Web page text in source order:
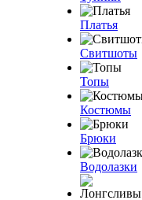
Платья
Свитшоты
Топы
Костюмы
Брюки
Водолазки